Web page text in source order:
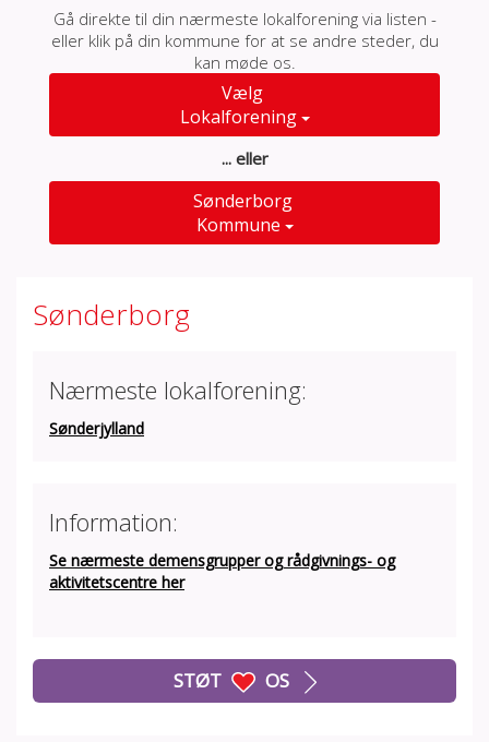
Gå direkte til din nærmeste lokalforening via listen -
eller klik på din kommune for at se andre steder, du
kan møde os.
Vælg
Lokalforening
... eller
Sønderborg
Kommune
Sønderborg
Nærmeste lokalforening:
Sønderjylland
Information:
Se nærmeste demensgrupper og rådgivnings- og
aktivitetscentre her
STØT OS